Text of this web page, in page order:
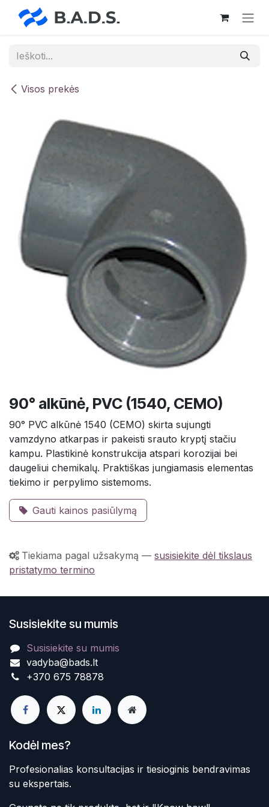
Skip to Content
Visos prekės
90° alkūnė, PVC (1540, CEMO)
90° PVC alkūnė 1540 (CEMO) skirta sujungti
vamzdyno atkarpas ir pakeisti srauto kryptį stačiu
kampu. Plastikinė konstrukcija atspari korozijai bei
daugeliui chemikalų. Praktiškas jungiamasis elementas
tiekimo ir perpylimo sistemoms.
Gauti kainos pasiūlymą
Tiekiama pagal užsakymą — susisiekite dėl tikslaus
pristatymo termino
Susisiekite su mumis
Susisiekite su mumis
vadyba@bads.lt
+370 675 78878
Kodėl mes?
Profesionalias konsultacijas ir tiesioginis bendravimas
su ekspertais.